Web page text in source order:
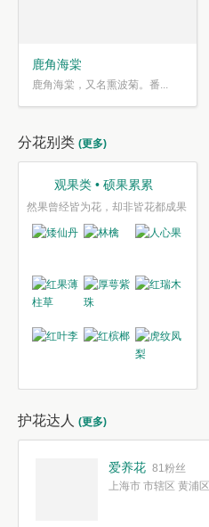
鹿角海棠
鹿角海棠，又名熏波菊。番...
分花别类 (更多)
观果类 • 硕果累累
然果曾经皆为花，却非皆花都成果
护花达人 (更多)
爱养花 81粉丝
上海市 市辖区 黄浦区